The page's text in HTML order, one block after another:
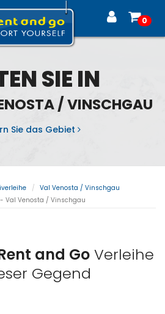
0
SIE IN
/ VINSCHGAU
Sie das Gebiet
Val Venosta / Vinschgau
Val Venosta / Vinschgau
and Go Verleihe
Gegend